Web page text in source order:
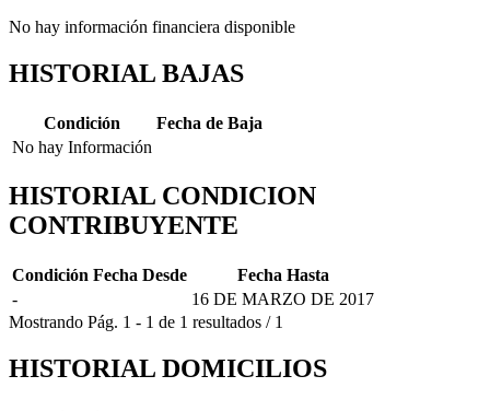
No hay información financiera disponible
HISTORIAL BAJAS
Condición
Fecha de Baja
No hay Información
HISTORIAL CONDICION
CONTRIBUYENTE
Condición Fecha Desde
Fecha Hasta
-
16 DE MARZO DE 2017
Mostrando Pág. 1 - 1 de 1 resultados / 1
HISTORIAL DOMICILIOS